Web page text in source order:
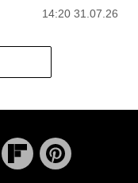
14:20 31.07.26